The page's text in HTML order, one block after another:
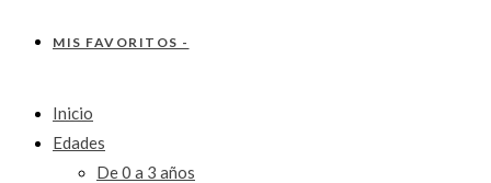
MIS FAVORITOS -
Inicio
Edades
De 0 a 3 años